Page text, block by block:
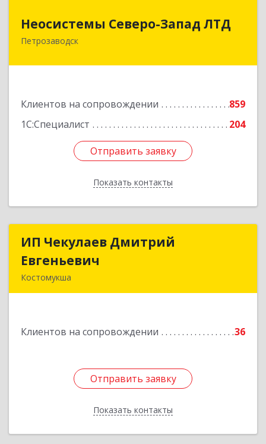
Неосистемы Северо-Запад ЛТД
Петрозаводск
Клиентов на сопровождении
859
1С:Специалист
204
Отправить заявку
Показать контакты
185001, Карелия Респ, Петрозаводск г,
Подробнее
Отправить заявку
Назад
ИП Чекулаев Дмитрий
Евгеньевич
Костомукша
Клиентов на сопровождении 36
Отправить заявку
Показать контакты
ИП Чекулаев Дмитрий
Отправить заявку
Назад